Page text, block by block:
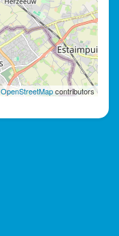
OpenStreetMapcontributors